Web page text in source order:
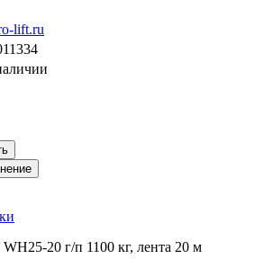
lift.ru
20 г/п 1100 кг, лента 20 м